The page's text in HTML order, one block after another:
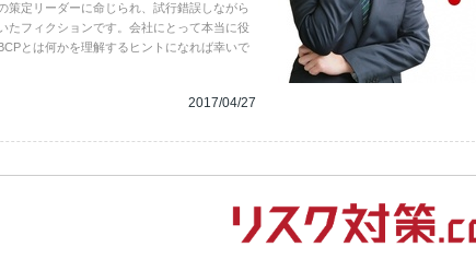
策定リーダーに命じられ、試行錯誤しながら
たフィクションです。会社にとって本当に役
とは何かを理解するヒントになれば幸いで
2017/04/27